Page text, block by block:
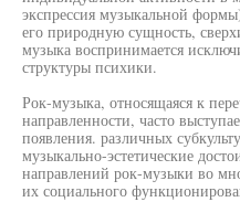
экспрессия музыкальной
его природную сущность,
музыка воспринимается
структуры психики.
Рок-музыка, относящаяся к
направленности, часто
появления. различных
музыкально-эстетические
направлений рок-музыки во
их социального